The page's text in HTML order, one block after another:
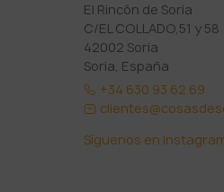
El Rincón de Soria
C/EL COLLADO,51 y 58
42002 Soria
Soria, España
+34 630 93 62 69
Síguenos en